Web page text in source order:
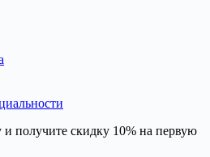
получите скидку 10% на первую